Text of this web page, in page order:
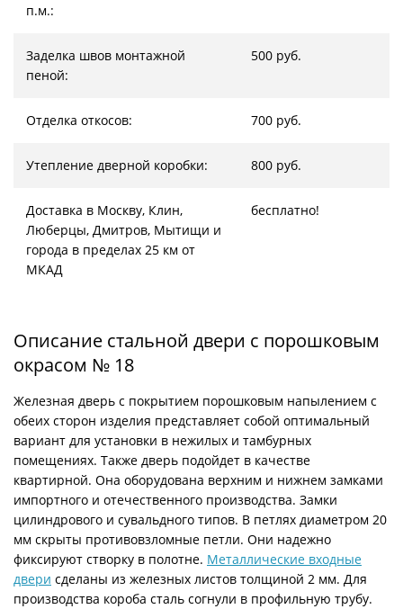
п.м.:
Заделка швов монтажной
пеной:
500 руб.
Отделка откосов: 700 руб.
Утепление дверной коробки: 800 руб.
Доставка в Москву, Клин,
Люберцы, Дмитров, Мытищи и
города в пределах 25 км от
МКАД
бесплатно!
Описание стальной двери с порошковым
окрасом № 18
Железная дверь с покрытием порошковым напылением с
обеих сторон изделия представляет собой оптимальный
вариант для установки в нежилых и тамбурных
помещениях. Также дверь подойдет в качестве
квартирной. Она оборудована верхним и нижнем замками
импортного и отечественного производства. Замки
цилиндрового и сувальдного типов. В петлях диаметром 20
мм скрыты противовзломные петли. Они надежно
фиксируют створку в полотне. Металлические входные
двери сделаны из железных листов толщиной 2 мм. Для
производства короба сталь согнули в профильную трубу.